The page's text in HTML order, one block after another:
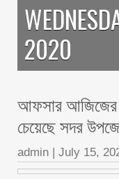
2020
আফসার আজিজের
চেয়েছে সদর
admin | July 15,